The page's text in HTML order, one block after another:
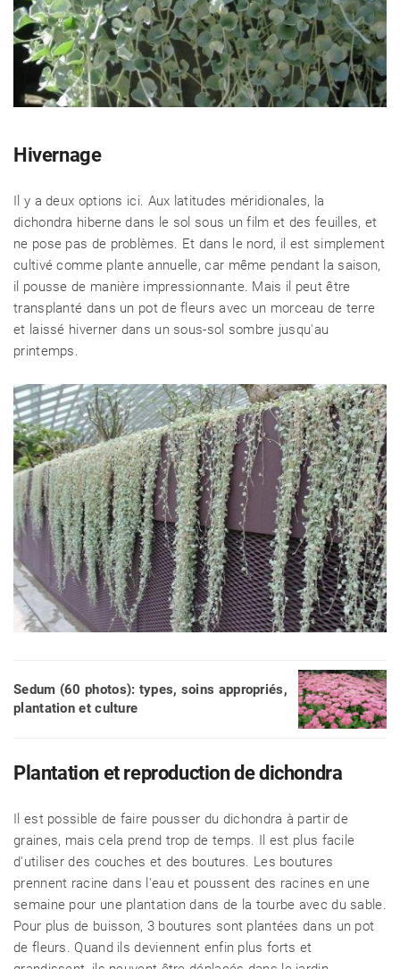
Hivernage
Il y a deux options ici. Aux latitudes méridionales, la
dichondra hiberne dans le sol sous un film et des feuilles, et
ne pose pas de problèmes. Et dans le nord, il est simplement
cultivé comme plante annuelle, car même pendant la saison,
il pousse de manière impressionnante. Mais il peut être
transplanté dans un pot de fleurs avec un morceau de terre
et laissé hiverner dans un sous-sol sombre jusqu'au
printemps.
Sedum (60 photos): types, soins appropriés,
plantation et culture
Plantation et reproduction de dichondra
Il est possible de faire pousser du dichondra à partir de
graines, mais cela prend trop de temps. Il est plus facile
d'utiliser des couches et des boutures. Les boutures
prennent racine dans l'eau et poussent des racines en une
semaine pour une plantation dans de la tourbe avec du sable.
Pour plus de buisson, 3 boutures sont plantées dans un pot
de fleurs. Quand ils deviennent enfin plus forts et